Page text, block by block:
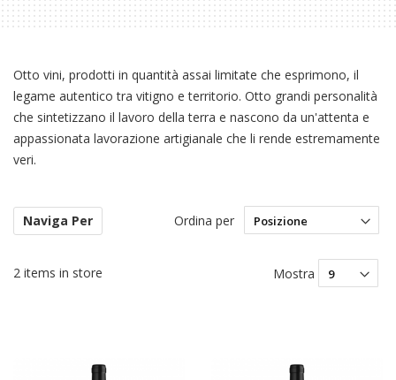
Otto vini, prodotti in quantità assai limitate che esprimono, il
legame autentico tra vitigno e territorio. Otto grandi personalità
che sintetizzano il lavoro della terra e nascono da un'attenta e
appassionata lavorazione artigianale che li rende estremamente
veri.
2 items in store Mostra
Ordina per
Naviga Per